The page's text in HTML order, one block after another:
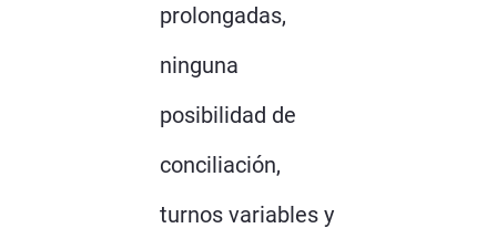
prolongadas,
ninguna
posibilidad de
conciliación,
turnos variables y